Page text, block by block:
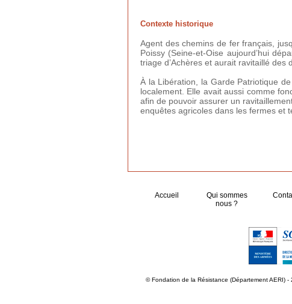
Contexte historique
Agent des chemins de fer français,
Poissy (Seine-et-Oise aujourd’hui
triage d’Achères et aurait ravitaillé des
À la Libération, la Garde Patriotique
localement. Elle avait aussi comme
afin de pouvoir assurer un
enquêtes agricoles dans les fermes et
Accueil
Qui sommes
nous ?
© Fondation de la Résistance (Département AERI) -